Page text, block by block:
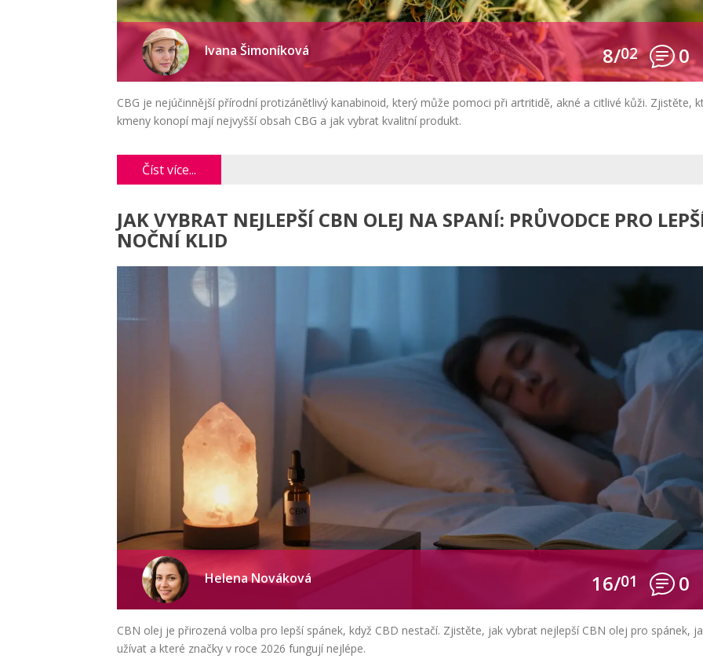
Ivana Šimoníková 8/02 0
CBG je nejúčinnější přírodní protizánětlivý kanabinoid, který může pomoci při artritidě, akné a citlivé kůži. Zjistěte,
kmeny konopí mají nejvyšší obsah CBG a jak vybrat kvalitní produkt.
Číst více...
JAK VYBRAT NEJLEPŠÍ CBN OLEJ NA SPANÍ: PRŮVODCE PRO
NOČNÍ KLID
Helena Nováková 16/01 0
CBN olej je přirozená volba pro lepší spánek, když CBD nestačí. Zjistěte, jak vybrat nejlepší CBN olej pro spánek,
užívat a které značky v roce 2026 fungují nejlépe.